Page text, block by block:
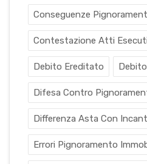
Conseguenze
Contestazione Atti
Debito Ereditato
Difesa Contro
Differenza Asta Con
Errori Pignoramento